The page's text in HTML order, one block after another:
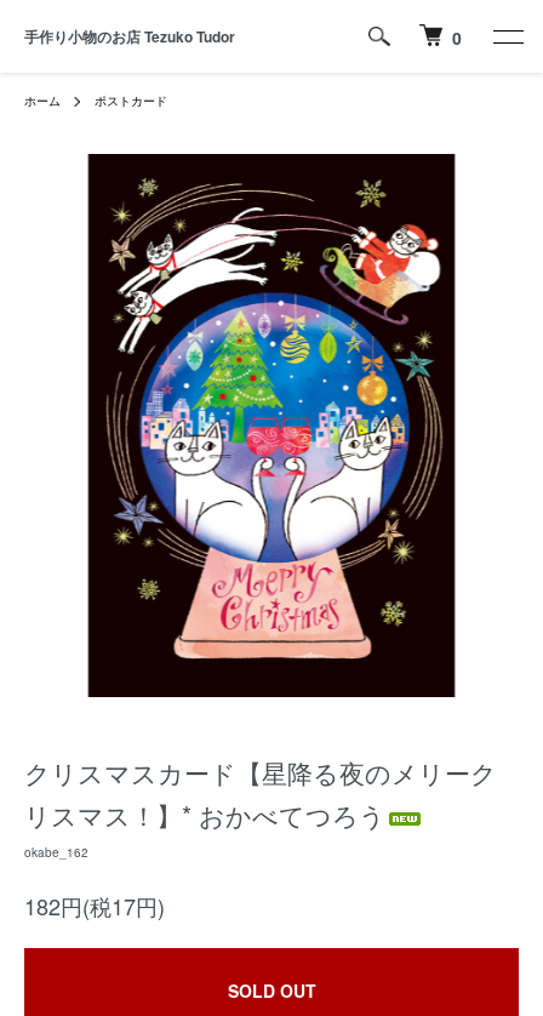
手作り小物のお店 Tezuko Tudor 0
ホーム ポストカード
クリスマスカード【星降る夜のメリーク
リスマス！】* おかべてつろう
okabe_162
182円(税17円)
SOLD OUT